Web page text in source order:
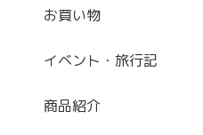
お買い物
イベント・旅行記
商品紹介